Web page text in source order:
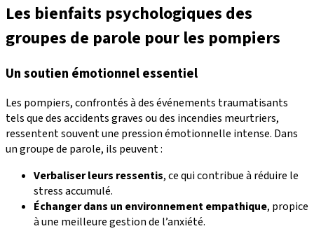
Les bienfaits psychologiques des
groupes de parole pour les pompiers
Un soutien émotionnel essentiel
Les pompiers, confrontés à des événements traumatisants
tels que des accidents graves ou des incendies meurtriers,
ressentent souvent une pression émotionnelle intense. Dans
un groupe de parole, ils peuvent :
Verbaliser leurs ressentis, ce qui contribue à réduire le
stress accumulé.
Échanger dans un environnement empathique, propice
à une meilleure gestion de l’anxiété.